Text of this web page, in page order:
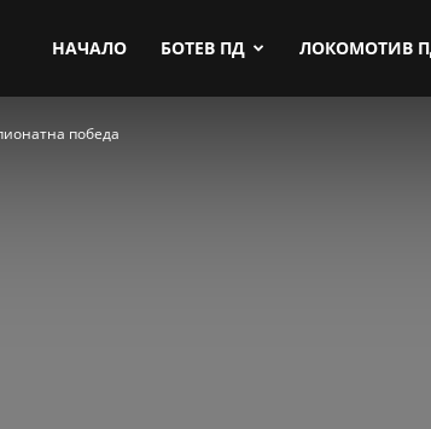
НАЧАЛО БОТЕВ ПД ЛОКОМОТИВ
победа